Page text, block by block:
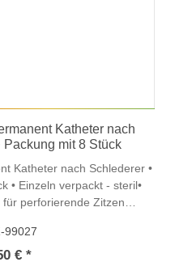
Katheter nach
Schlederer • Ø 2,8mm • Packung mit 8 Stück
Katheter nach Schlederer •
perforierende Zitzen
in der Zitzen-Zisterne.
99027
€ *